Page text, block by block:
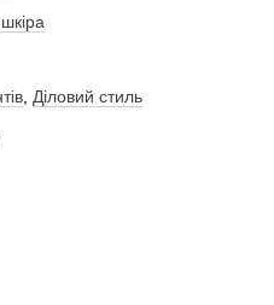
Діловий стиль